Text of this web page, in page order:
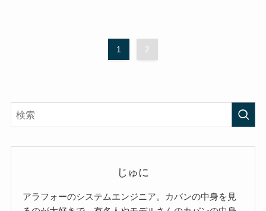
1 2
じゅに
アラフォーのシステムエンジニア。カバンの中身を見